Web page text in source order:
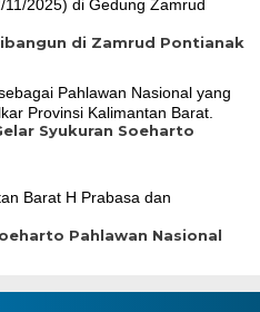
di Zamrud Pontianak
Syukuran Soeharto
Pahlawan Nasional